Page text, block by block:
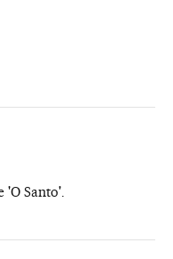
'O Santo'.